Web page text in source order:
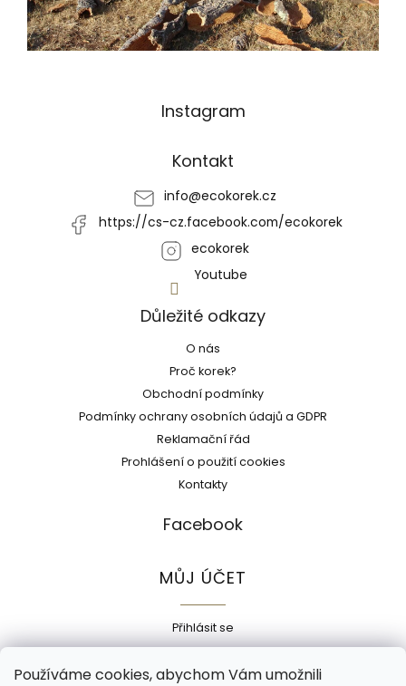
Používáme cookies, abychom Vám umožnili
Instagram
Kontakt
info@ecokorek.cz
https://cs-cz.facebook.com/ecokorek
ecokorek
Youtube
Důležité odkazy
O nás
Proč korek?
Obchodní podmínky
Podmínky ochrany osobních údajů a GDPR
Reklamační řád
Prohlášení o použití cookies
Kontakty
Facebook
MŮJ ÚČET
Přihlásit se
Registrace
Historie objednávek